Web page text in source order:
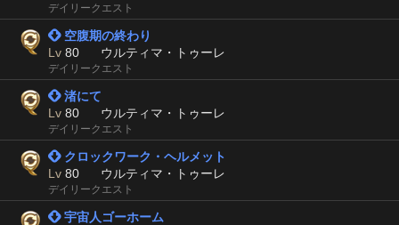
デイリークエスト
 空腹期の終わり
Lv 80 ウルティマ・トゥーレ
デイリークエスト
 渚にて
Lv 80 ウルティマ・トゥーレ
デイリークエスト
 クロックワーク・ヘルメット
Lv 80 ウルティマ・トゥーレ
デイリークエスト
 宇宙人ゴーホーム